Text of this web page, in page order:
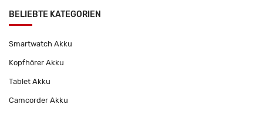
BELIEBTE KATEGORIEN
Smartwatch Akku
Kopfhörer Akku
Tablet Akku
Camcorder Akku